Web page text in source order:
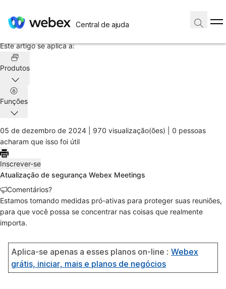
Central de ajuda
Artigo
Este artigo se aplica a:
Produtos
Funções
05 de dezembro de 2024 | 970 visualização(ões) | 0 pessoas
acharam que isso foi útil
Inscrever-se
Atualização de segurança Webex Meetings
Comentários?
Estamos tomando medidas pró-ativas para proteger suas reuniões,
para que você possa se concentrar nas coisas que realmente
importa.
Aplica-se apenas a esses planos on-line : Webex
grátis, iniciar, mais e planos de negócios